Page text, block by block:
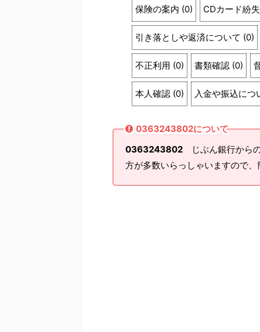
保険の案内 (0) CDカード紛
引き落としや返済について (0)
不正利用 (0) 書類確認 (0)
本人確認 (0) 入金や振込につ
0363243802について
0363243802 じぶん銀行から
方が多数いらっしゃいますので、